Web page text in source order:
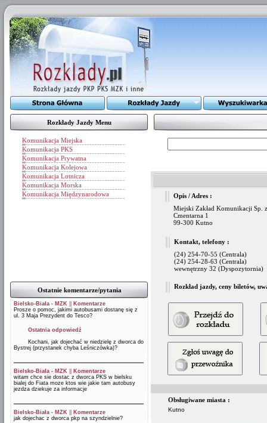
Rozkłady Jazdy Menu
Komunikacja Miejska
Komunikacja PKS
Komunikacja Prywatna
Komunikacja Kolejowa
Komunikacja Lotnicza
Komunikacja Morska
Komunikacja Międzynarodowa
Ostatnie komentarze/pytania
Bielsko-Biała - MZK
Komentarze
Prosze o pomoc, jakimi autobusami dostanę się z
ul. 3 Maja Prezydent do Tesco?
Ostatnia odpowiedź
Kochani, jak dojechać w niedzielę z dworca do
Bystrej (przystanek chyba Leśniczówka)?
Bielsko-Biała - MZK
Komentarze
witam chce sie dostac z dworca PKS w bielsku
bialej do Fiata moze ktos wie jakie tam autobusy
jezdza dziekuje za informacje
Bielsko-Biała - MZK
Komentarze
jak dojechac z dworca pkp na szyndzielnie?
Opis / Adres :
Miejski Zakład Komunikacji Sp.
Cmentarna 1
99-300 Kutno
Kontakt, telefony :
(24) 254-70-55 (Centrala)
(24) 254-28-63 (Centrala)
wewnętrzny 32 (Dyspozytornia)
Rozkład jazdy, ceny biletów,
Obsługiwane miasta :
Kutno